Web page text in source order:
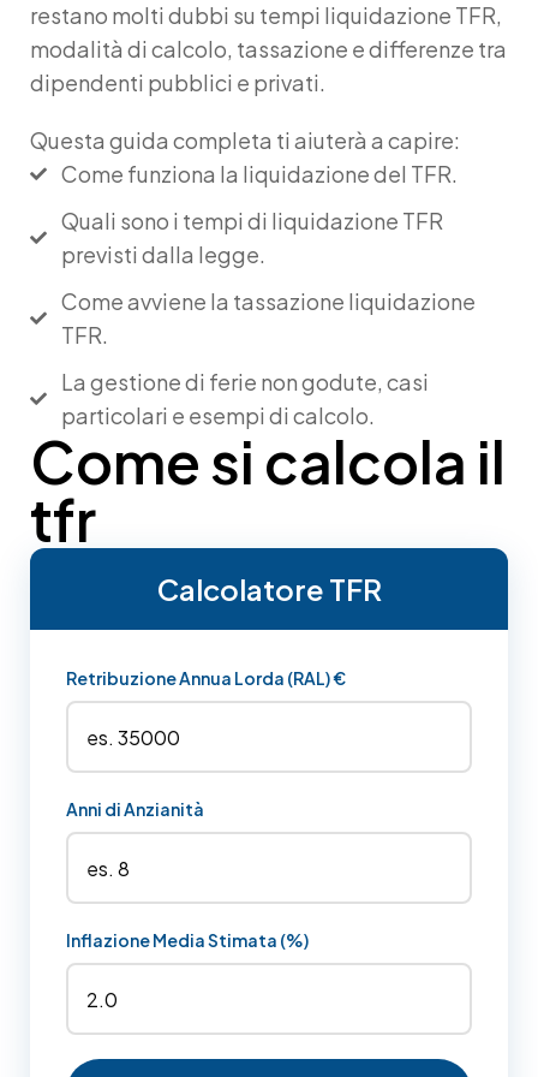
restano molti dubbi su tempi liquidazione TFR,
modalità di calcolo, tassazione e differenze tra
dipendenti pubblici e privati.
Questa guida completa ti aiuterà a capire:
Come funziona la liquidazione del TFR.
Quali sono i tempi di liquidazione TFR
previsti dalla legge.
Come avviene la tassazione liquidazione
TFR.
La gestione di ferie non godute, casi
particolari e esempi di calcolo.
Come si calcola il
tfr​
Calcolatore TFR
Retribuzione Annua Lorda (RAL) €
Anni di Anzianità
Inflazione Media Stimata (%)